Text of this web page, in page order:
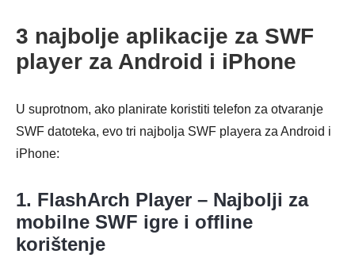
3 najbolje aplikacije za SWF
player za Android i iPhone
U suprotnom, ako planirate koristiti telefon za otvaranje
SWF datoteka, evo tri najbolja SWF playera za Android i
iPhone:
1. FlashArch Player – Najbolji za
mobilne SWF igre i offline
korištenje